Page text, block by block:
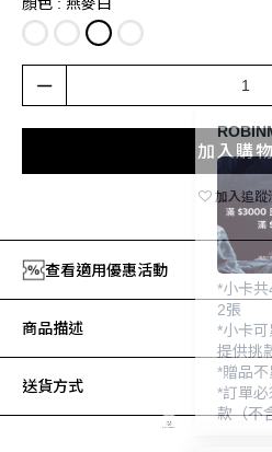
顏色 : 燕麥白
加入購
加入追蹤
查看適用優惠活動
商品描述
送貨方式
*小卡
2張
*小卡
提供挑
*贈品
*訂單
款（不